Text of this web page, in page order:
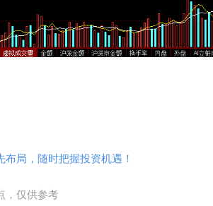
布局，随时把握投资机遇！
，仅供参考